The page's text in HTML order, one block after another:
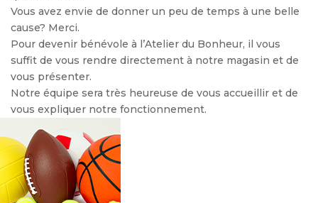
Vous avez envie de donner un peu de temps à une belle
cause? Merci.
Pour devenir bénévole à l’Atelier du Bonheur, il vous
suffit de vous rendre directement à notre magasin et de
vous présenter.
Notre équipe sera très heureuse de vous accueillir et de
vous expliquer notre fonctionnement.